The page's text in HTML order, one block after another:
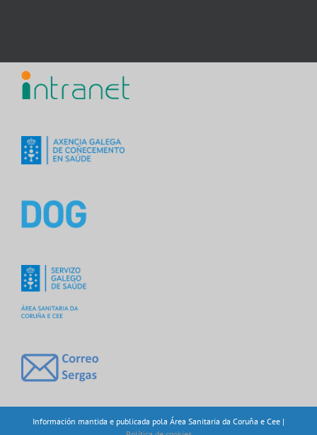
Información mantida e publicada pola Área Sanitaria da Coruña e Cee |